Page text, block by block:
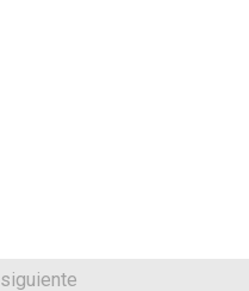
siguiente